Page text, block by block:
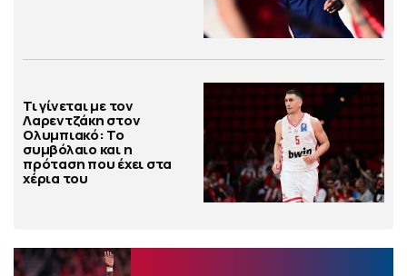
Τι γίνεται με τον
Λαρεντζάκη στον
Ολυμπιακό: Το
συμβόλαιο και η
πρόταση που έχει στα
χέρια του